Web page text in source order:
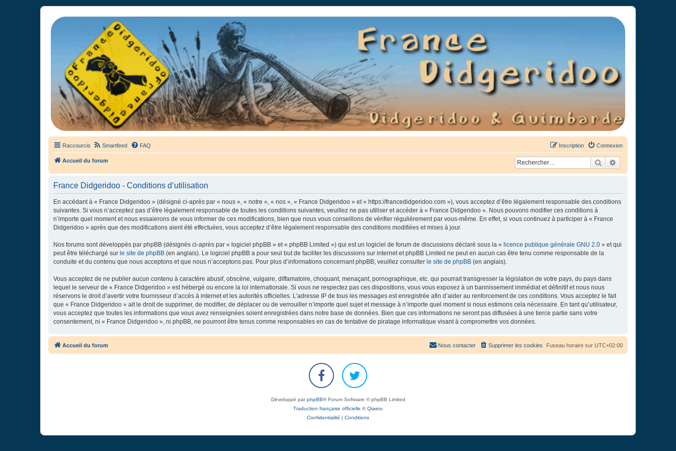
France Didgeridoo
Didgeridoo et Guimbarde sur France Didgeridoo - retrouvez la communauté.
Raccourcis Smartfeed FAQ Connexion
Inscription
Accueil du forum Rechercher
France Didgeridoo - Conditions d’utilisation
En accédant à « France Didgeridoo » (désigné ci-après par « nous », « notre », « nos », « France Didgeridoo » et « https://francedidgeridoo.com »), vous acceptez d’être légalement responsable des conditions
suivantes. Si vous n’acceptez pas d’être légalement responsable de toutes les conditions suivantes, veuillez ne pas utiliser et accéder à « France Didgeridoo ». Nous pouvons modifier ces conditions à
n’importe quel moment et nous essaierons de vous informer de ces modifications, bien que nous vous conseillons de vérifier régulièrement par vous-même. En effet, si vous continuez à participer à « France
Didgeridoo » après que des modifications aient été effectuées, vous acceptez d’être légalement responsable des conditions modifiées et mises à jour.
Nos forums sont développés par phpBB (désignés ci-après par « logiciel phpBB » et « phpBB Limited ») qui est un logiciel de forum de discussions déclaré sous la « licence publique générale GNU 2.0 » et qui
peut être téléchargé sur le site de phpBB (en anglais). Le logiciel phpBB a pour seul but de faciliter les discussions sur internet et phpBB Limited ne peut en aucun cas être tenu comme responsable de la
conduite et du contenu que nous acceptons et que nous n’acceptons pas. Pour plus d’informations concernant phpBB, veuillez consulter le site de phpBB (en anglais).
Vous acceptez de ne publier aucun contenu à caractère abusif, obscène, vulgaire, diffamatoire, choquant, menaçant, pornographique, etc. qui pourrait transgresser la législation de votre pays, du pays dans
lequel le serveur de « France Didgeridoo » est hébergé ou encore la loi internationale. Si vous ne respectez pas ces dispositions, vous vous exposez à un bannissement immédiat et définitif et nous nous
réservons le droit d’avertir votre fournisseur d’accès à internet et les autorités officielles. L’adresse IP de tous les messages est enregistrée afin d’aider au renforcement de ces conditions. Vous acceptez le fait
que « France Didgeridoo » ait le droit de supprimer, de modifier, de déplacer ou de verrouiller n’importe quel sujet et message à n’importe quel moment si nous estimons cela nécessaire. En tant qu’utilisateur,
vous acceptez que toutes les informations que vous avez renseignées soient enregistrées dans notre base de données. Bien que ces informations ne seront pas diffusées à une tierce partie sans votre
consentement, ni « France Didgeridoo », ni phpBB, ne pourront être tenus comme responsables en cas de tentative de piratage informatique visant à compromettre vos données.
Accueil du forum Fuseau horaire sur UTC+02:00
Supprimer les cookies
Nous contacter
Développé parphpBB® Forum Software © phpBB Limited
Traduction française officielle ©Qiaeru
Confidentialité | Conditions